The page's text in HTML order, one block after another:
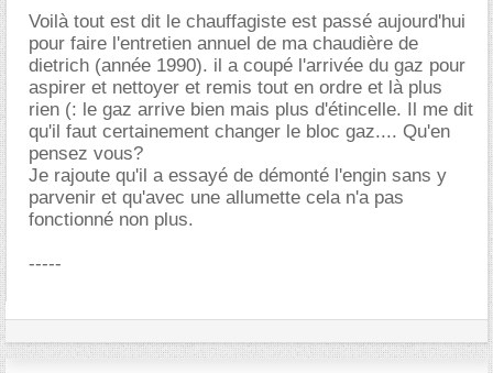
Voilà tout est dit le chauffagiste est passé aujourd'hui
pour faire l'entretien annuel de ma chaudière de
dietrich (année 1990). il a coupé l'arrivée du gaz pour
aspirer et nettoyer et remis tout en ordre et là plus
rien (: le gaz arrive bien mais plus d'étincelle. Il me dit
qu'il faut certainement changer le bloc gaz.... Qu'en
pensez vous?
Je rajoute qu'il a essayé de démonté l'engin sans y
parvenir et qu'avec une allumette cela n'a pas
fonctionné non plus.
-----